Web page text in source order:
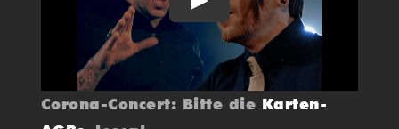
Play
Corona-Concert: Bitte die Karten-